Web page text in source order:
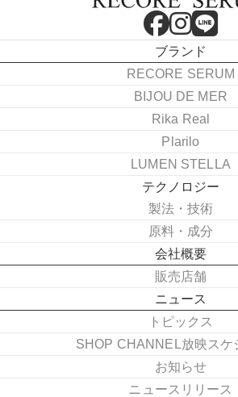
ブランド
RECORE SERUM
BIJOU DE MER
Rika Real
Plarilo
LUMEN STELLA
テクノロジー
製法・技術
原料・成分
会社概要
販売店舗
ニュース
トピックス
SHOP CHANNEL放映スケ
お知らせ
ニュースリリース